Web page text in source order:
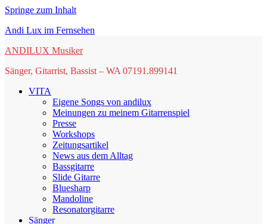
Springe zum Inhalt
Andi Lux im Fernsehen
ANDILUX Musiker
Sänger, Gitarrist, Bassist – WA 07191.899141
VITA
Eigene Songs von andilux
Meinungen zu meinem Gitarrenspiel
Presse
Workshops
Zeitungsartikel
News aus dem Alltag
Bassgitarre
Slide Gitarre
Bluesharp
Mandoline
Resonatorgitarre
Sänger